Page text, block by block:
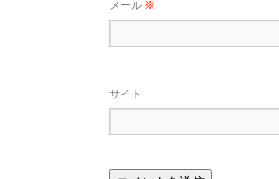
メール ※
サイト